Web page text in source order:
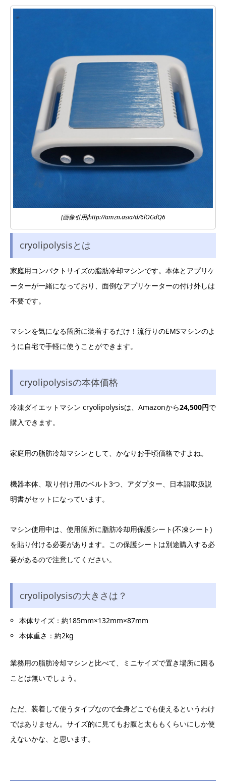
[画像引用]http://amzn.asia/d/6lOGdQ6
cryolipolysisとは
家庭用コンパクトサイズの脂肪冷却マシンです。本体とアプリケ
ーターが一緒になっており、面倒なアプリケーターの付け外しは
不要です。
マシンを気になる箇所に装着するだけ！流行りのEMSマシンのよ
うに自宅で手軽に使うことができます。
cryolipolysisの本体価格
冷凍ダイエットマシン cryolipolysisは、Amazonから24,500円で
購入できます。
家庭用の脂肪冷却マシンとして、かなりお手頃価格ですよね。
機器本体、取り付け用のベルト3つ、アダプター、日本語取扱説
明書がセットになっています。
マシン使用中は、使用箇所に脂肪冷却用保護シート(不凍シート)
を貼り付ける必要があります。この保護シートは別途購入する必
要があるので注意してください。
cryolipolysisの大きさは？
本体サイズ：約185mm×132mm×87mm
本体重さ：約2kg
業務用の脂肪冷却マシンと比べて、ミニサイズで置き場所に困る
ことは無いでしょう。
ただ、装着して使うタイプなので全身どこでも使えるというわけ
ではありません。サイズ的に見てもお腹と太ももくらいにしか使
えないかな、と思います。